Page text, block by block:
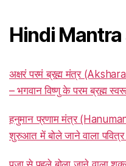
Hindi
अक्षरं परमं ब्रह्म मंत्र
– भगवान विष्णु के परम ब्रह्म
हनुमान प्रणाम मंत्र
शुरुआत में बोले जाने वाला